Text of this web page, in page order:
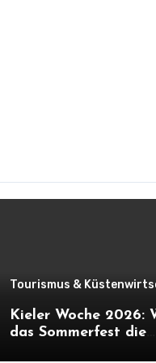
Tourismus &
Kieler Woche 2026:
das Sommerfest die